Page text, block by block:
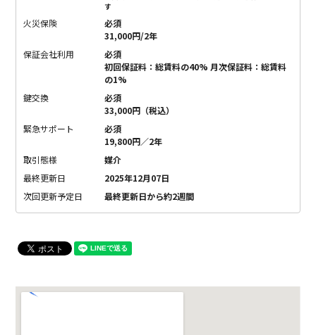
す
火災保険
必須
31,000円/2年
保証会社利用
必須
初回保証料：総賃料の40% 月次保証料：総賃料
の1%
鍵交換
必須
33,000円（税込）
緊急サポート
必須
19,800円／2年
取引態様
媒介
最終更新日
2025年12月07日
次回更新予定日
最終更新日から約2週間